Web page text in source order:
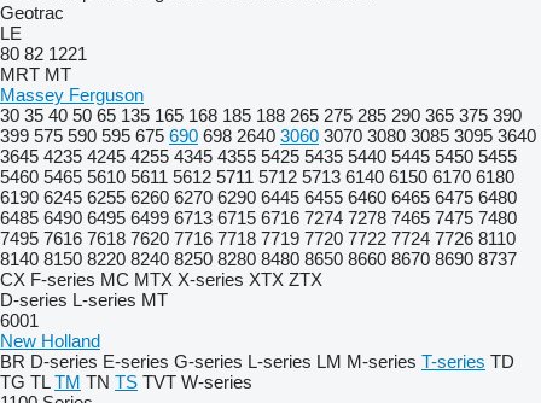
Geotrac
LE
80 82 1221
MRT MT
Massey Ferguson
30 35 40 50 65 135 165 168 185 188 265 275 285 290 365 375 390
399 575 590 595 675 690 698 2640 3060 3070 3080 3085 3095 3640
3645 4235 4245 4255 4345 4355 5425 5435 5440 5445 5450 5455
5460 5465 5610 5611 5612 5711 5712 5713 6140 6150 6170 6180
6190 6245 6255 6260 6270 6290 6445 6455 6460 6465 6475 6480
6485 6490 6495 6499 6713 6715 6716 7274 7278 7465 7475 7480
7495 7616 7618 7620 7716 7718 7719 7720 7722 7724 7726 8110
8140 8150 8220 8240 8250 8280 8480 8650 8660 8670 8690 8737
CX F-series MC MTX X-series XTX ZTX
D-series L-series MT
6001
New Holland
BR D-series E-series G-series L-series LM M-series T-series TD
TG TL TM TN TS TVT W-series